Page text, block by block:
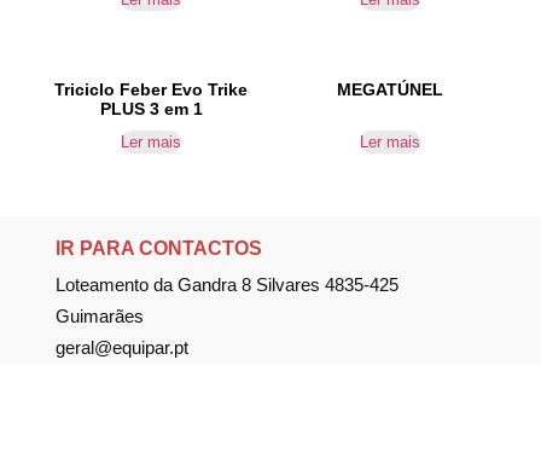
Triciclo Feber Evo Trike
PLUS 3 em 1
Ler mais
MEGATÚNEL
Ler mais
IR PARA CONTACTOS
Loteamento da Gandra 8 Silvares 4835-425
Guimarães
geral@equipar.pt